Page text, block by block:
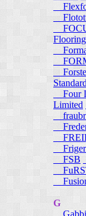
Flooring
Standard
Four
Limited
FSB
G